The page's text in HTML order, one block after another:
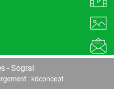
- Sogral
: kdconcept